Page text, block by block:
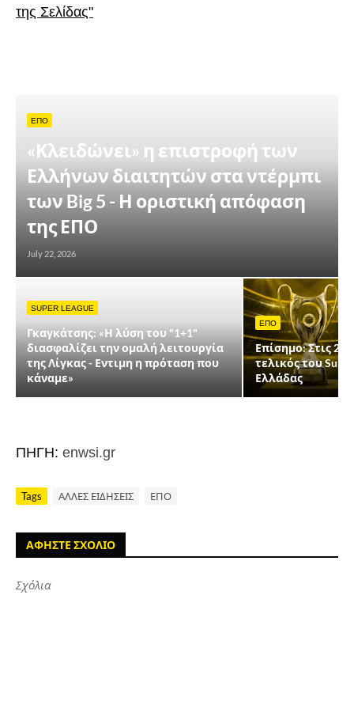
της Σελίδας"
ΕΠΟ
«Κλειδώνει» η επιστροφή των
Ελλήνων διαιτητών στα ντέρμπι
των Big 5 - Η οριστική απόφαση
της ΕΠΟ
July 22, 2026
SUPER LEAGUE
Γκαγκάτσης: «Η λύση του "1+1"
διασφαλίζει την ομαλή λειτουργία
της Λίγκας - Εντιμη η πρόταση που
κάναμε»
ΕΠΟ
Επίσημο: Στις
τελικός του
Ελλάδας
ΠΗΓΗ: enwsi.gr
Tags ΑΛΛΕΣ ΕΙΔΗΣΕΙΣ ΕΠΟ
ΑΦΗΣΤΕ ΣΧΟΛΙΟ
Σχόλια